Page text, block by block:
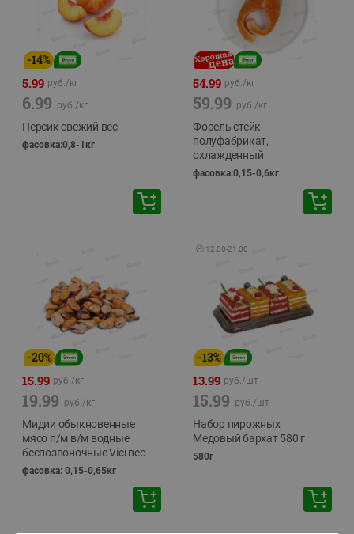
-14%
5.99 руб./кг
6.99 руб./кг
Персик свежий вес
фасовка:0,8-1кг
54.99 руб./кг
59.99 руб./кг
Форель стейк
полуфабрикат,
охлажденный
фасовка:0,15-0,6кг
-20%
15.99 руб./кг
19.99 руб./кг
Мидии обыкновенные
мясо п/м в/м водные
беспозвоночные Vici вес
фасовка: 0,15-0,65кг
🕘 12:00-21:00
-13%
13.99 руб./шт
15.99 руб./шт
Набор пирожных
Медовый бархат 580 г
580г